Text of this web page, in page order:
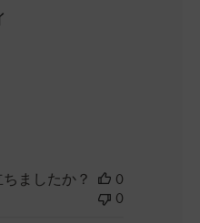
ましたか？
0
0